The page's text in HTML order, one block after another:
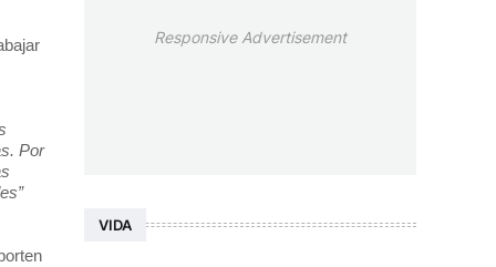
Por
Responsive Advertisement
VIDA